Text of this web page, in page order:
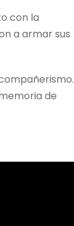
con la
a armar sus
de